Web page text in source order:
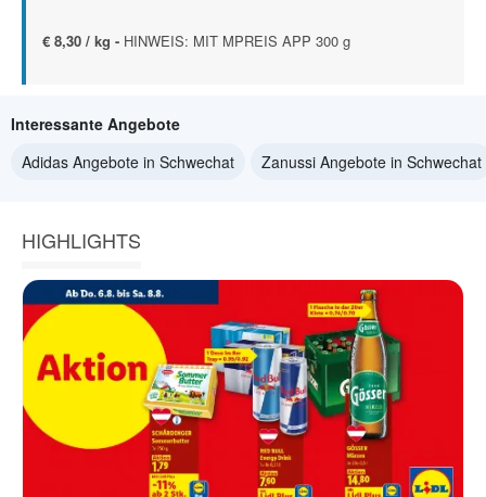
€ 8,30 / kg - HINWEIS: MIT MPREIS APP 300 g
Interessante Angebote
Adidas Angebote in Schwechat
Zanussi Angebote in Schwechat
HIGHLIGHTS